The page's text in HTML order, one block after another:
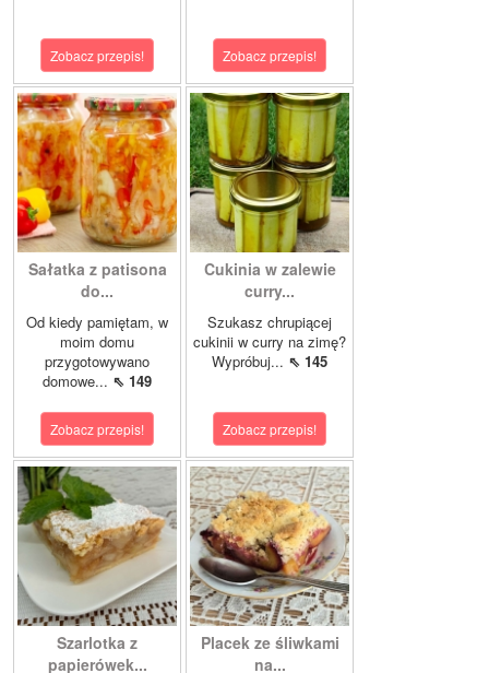
Zobacz przepis! Zobacz przepis!
Sałatka z patisona
do...
Od kiedy pamiętam, w
moim domu
przygotowywano
domowe... ⇖ 149
Zobacz przepis!
Cukinia w zalewie
curry...
Szukasz chrupiącej
cukinii w curry na zimę?
Wypróbuj... ⇖ 145
Zobacz przepis!
Szarlotka z
papierówek...
Placek ze śliwkami
na...